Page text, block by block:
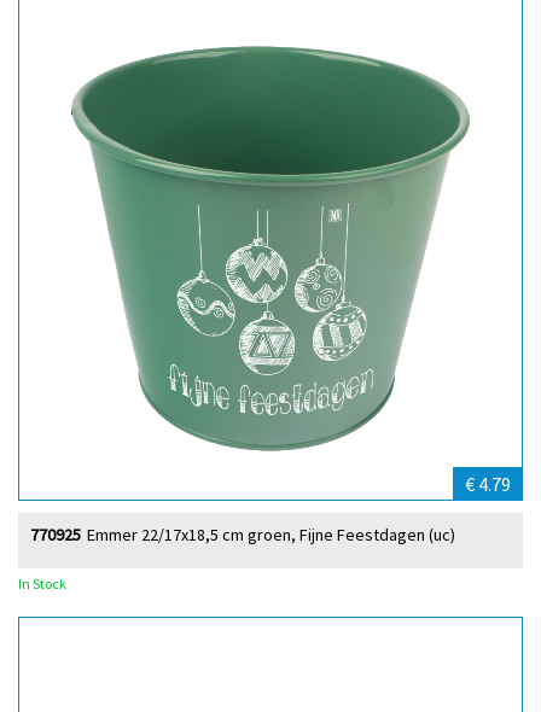
€ 4.79
Emmer 22/17x18,5 cm groen, Fijne Feestdagen (uc)
770925
In Stock